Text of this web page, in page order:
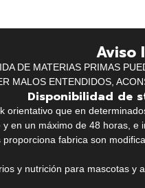
Aviso
DE MATERIAS PRIMAS
MALOS ENTENDIDOS,
Disponibilidad de
orientativo que en
en un máximo de 48 horas,
fabrica son
y nutrición para mascotas y